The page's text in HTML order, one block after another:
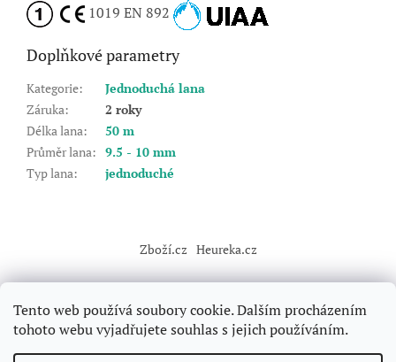
Tento web používá soubory cookie. Dalším procházením
tohoto webu vyjadřujete souhlas s jejich používáním.
1019 EN 892
Doplňkové parametry
Kategorie:
Jednoduchá lana
Záruka:
2 roky
Délka lana:
50 m
Průměr lana: 9.5 - 10 mm
Typ lana: jednoduché
a
Zboží.cz Heureka.cz